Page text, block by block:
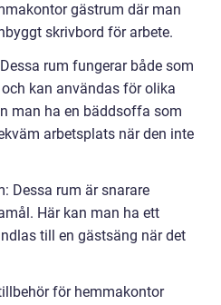
gästrum där man
skrivbord för arbete.
rum fungerar både som
kan användas för olika
man ha en bäddsoffa som
arbetsplats när den inte
Dessa rum är snarare
Här kan man ha ett
till en gästsäng när det
för hemmakontor